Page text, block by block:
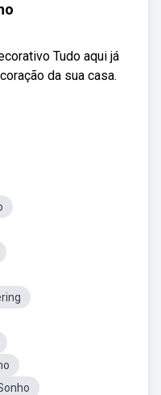
Tudo aqui já
da sua casa.